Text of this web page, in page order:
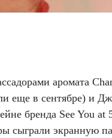
аромата
еще в сентябре) и
бренда See You at
сыграли экранную